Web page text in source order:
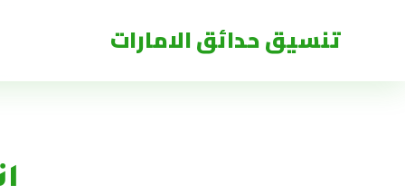
تنسيق حدائق الامارات